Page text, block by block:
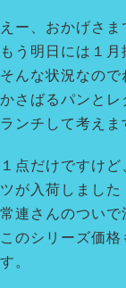
えー、おかげさ
もう明日には１
そんな状況なの
かさばるパンとレ
ランチして考えま
１点だけですけ
ツが入荷しました
常連さんのつい
このシリーズ価
す。